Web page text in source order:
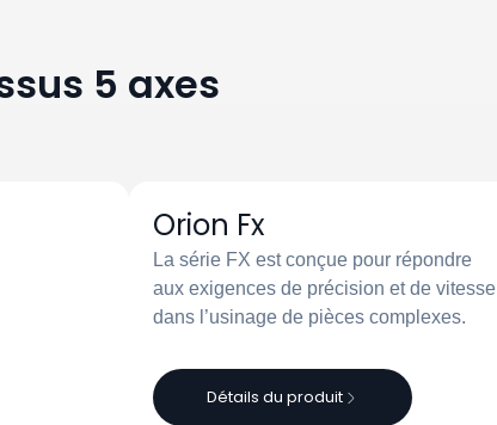
5 axes
Orion Fx
La série FX est conçue pour répondre
aux exigences de précision et de vitesse
dans l’usinage de pièces complexes.
Détails du produit